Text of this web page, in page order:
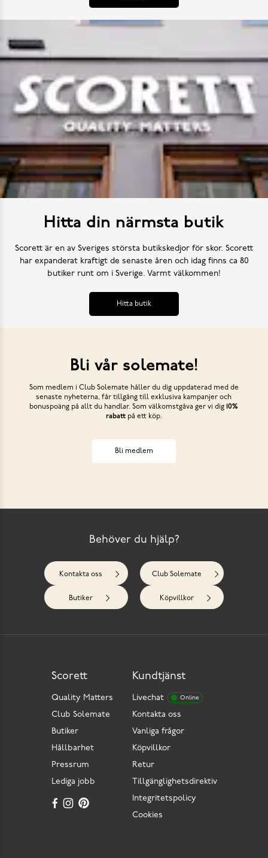
Hitta din närmsta butik
Scorett är en av Sveriges största butikskedjor för skor. Scorett
har expanderat kraftigt de senaste åren och idag finns ca 80
butiker runt om i Sverige. Varmt välkommen!
Hitta butik
Bli vår solemate!
Som medlem i Club Solemate håller du dig uppdaterad med de
senaste nyheterna, får tillgång till exklusiva kampanjer och
bonuspoäng på allt du handlar. Som välkomstgåva ger vi dig 10%
rabattpå ett köp.
Bli medlem
Behöver du hjälp?
Kontakta oss Club Solemate
Butiker Köpvillkor
Kundtjänst
Livechat Online
Kontakta oss
Vanliga frågor
Köpvillkor
Retur
Tillgänglighetsdirektiv
Integritetspolicy
Cookies
Scorett
Quality Matters
Club Solemate
Butiker
Hållbarhet
Pressrum
Lediga jobb